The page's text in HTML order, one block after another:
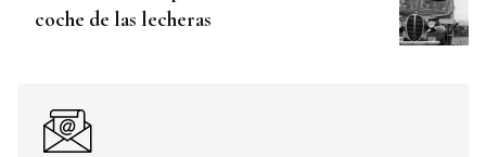
coche de las lecheras